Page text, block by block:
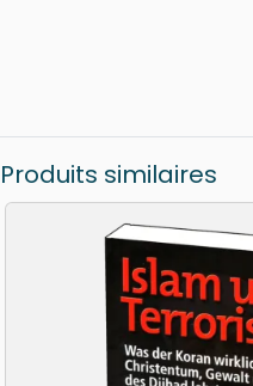
Produits similaires